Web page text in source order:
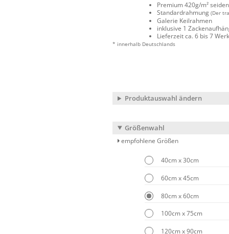
Premium 420g/m²
Standardrahmung (Der
Galerie Keilrahmen
inklusive 1
Lieferzeit ca. 6 bis 7
* innerhalb Deutschlands
Produktauswahl ändern
Größenwahl
empfohlene Größen
40cm x 30cm
60cm x 45cm
80cm x 60cm
100cm x 75cm
120cm x 90cm